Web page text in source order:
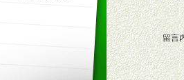
制度
留言